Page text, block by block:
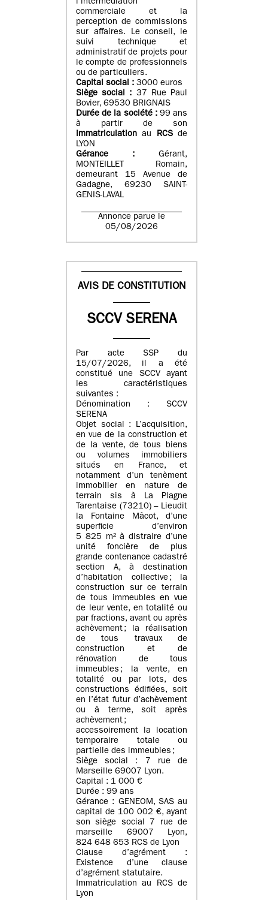
l’intermédiation
commerciale et la
perception de commissions
sur affaires. Le conseil, le
suivi technique et
administratif de projets pour
le compte de professionnels
ou de particuliers.
Capital social : 3000 euros
Siège social : 37 Rue Paul
Bovier, 69530 BRIGNAIS
Durée de la société : 99 ans
à partir de son
immatriculation au RCSde
LYON
Gérance :
Gérant,
MONTEILLET Romain,
demeurant 15 Avenue de
Gadagne, 69230 SAINT-
GENIS-LAVAL
Annonce parue le
05/08/2026
AVIS DE CONSTITUTION
SCCV SERENA
Par acte SSP du
15/07/2026, il a été
constitué une SCCV ayant
les caractéristiques
suivantes :
Dénomination : SCCV
SERENA
Objet social : L’acquisition,
en vue de la construction et
de la vente, de tous biens
ou volumes immobiliers
situés en France, et
notamment d’un tenèment
immobilier en nature de
terrain sis à La Plagne
Tarentaise (73210) – Lieudit
la Fontaine Mâcot, d’une
superficie d’environ
5 825 m² à distraire d’une
unité foncière de plus
grande contenance cadastré
section A, à destination
d’habitation collective ; la
construction sur ce terrain
de tous immeubles en vue
de leur vente, en totalité ou
par fractions, avant ou après
achèvement ; la réalisation
de tous travaux de
construction et de
rénovation de tous
immeubles ; la vente, en
totalité ou par lots, des
constructions édifiées, soit
en l’état futur d’achèvement
ou à terme, soit après
achèvement ;
accessoirement la location
temporaire totale ou
partielle des immeubles ;
Siège social : 7 rue de
Marseille 69007 Lyon.
Capital : 1 000 €
Durée : 99 ans
Gérance : GENEOM, SAS au
capital de 100 002 €, ayant
son siège social 7 rue de
marseille 69007 Lyon,
824 648 653 RCS de Lyon
Clause d’agrément :
Existence d’une clause
d’agrément statutaire.
Immatriculation au RCS de
Lyon